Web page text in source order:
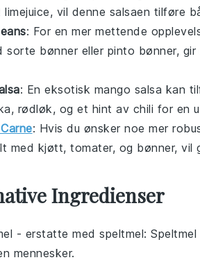
limejuice, vil denne salsaen tilføre
: For en mer mettende
sorte bønner eller pinto bønner, gir
: En eksotisk mango salsa kan
, rødløk, og et hint av chili for en
: Hvis du ønsker noe mer
med kjøtt, tomater, og bønner, vil
Ingredienser
- erstatte med speltmel:
mennesker.